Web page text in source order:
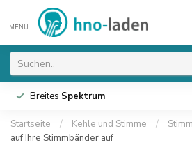
MENU
Breites Spektrum
Startseite / Kehle und Stimme /
auf Ihre Stimmbänder auf